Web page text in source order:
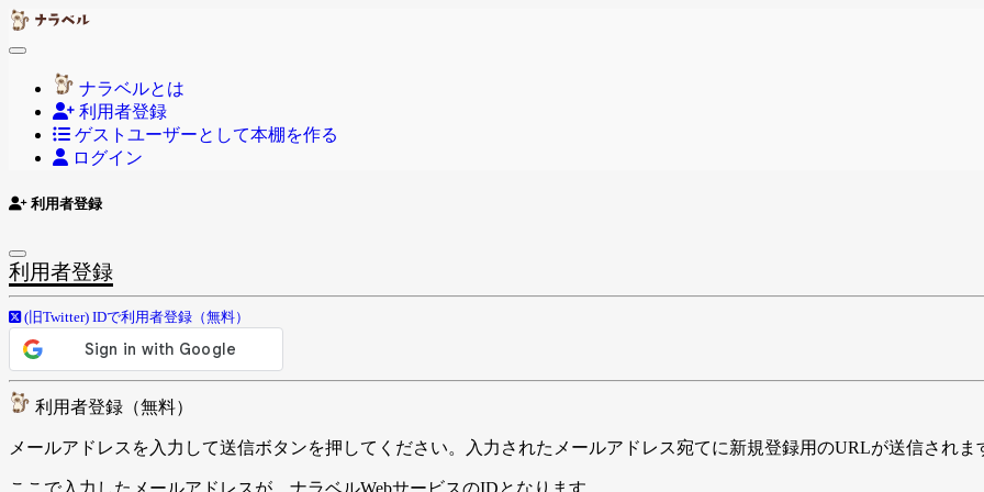
ナラベルとは
利用者登録
ゲストユーザーとして本棚を作る
ログイン
利用者登録
利用者登録
(旧Twitter) IDで利用者登録（無料）
利用者登録（無料）
メールアドレスを入力して送信ボタンを押してください。入力されたメールアドレス宛てに新規登録用のURLが送信されま